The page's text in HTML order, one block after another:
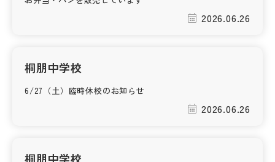
個人情報保護方針
2026.06.26
桐朋中学校
6/27（土）臨時休校のお知らせ
2026.06.26
桐朋中学校